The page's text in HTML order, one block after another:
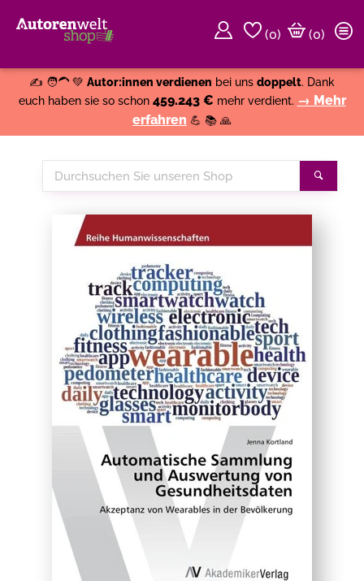
(0)
(0)
✍️ 🧑‍🦱 💚 Autor:innen verdienen bei uns doppelt. Dank
euch haben sie so schon 459.243 € mehr verdient. → Mehr
erfahren 💪 📚 🙏
Durchsuchen
Sie